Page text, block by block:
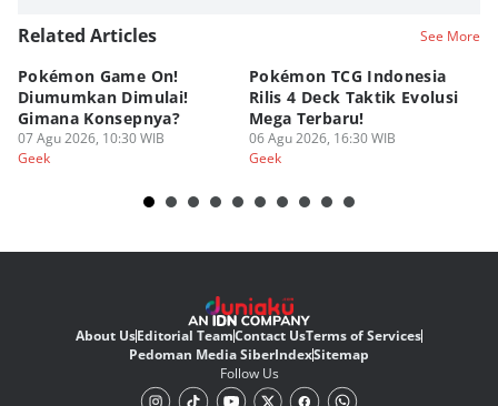
Related Articles See More
Pokémon Game On!
Diumumkan Dimulai!
Gimana Konsepnya?
07 Agu 2026, 10:30 WIB
Geek
Pokémon TCG Indonesia
Rilis 4 Deck Taktik Evolusi
Mega Terbaru!
06 Agu 2026, 16:30 WIB
Geek
About UsEditorial TeamContact UsTerms of Services
Pedoman Media SiberIndexSitemap
Follow Us